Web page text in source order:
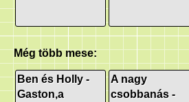
Még több mese:
Ben és Holly -
Gaston,a
A nagy
csobbanás -